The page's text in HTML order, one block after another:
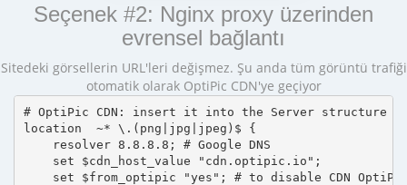
Seçenek #2: Nginx proxy üzerinden
evrensel bağlantı
Sitedeki görsellerin URL'leri değişmez. Şu anda tüm görüntü trafiği
otomatik olarak OptiPic CDN'ye geçiyor
# OptiPic CDN: insert it into the Server structure
location  ~* \.(png|jpg|jpeg)$ {
    resolver 8.8.8.8; # Google DNS
    set $cdn_host_value "cdn.optipic.io";
set $from_optipic "yes"; # to disable CDN